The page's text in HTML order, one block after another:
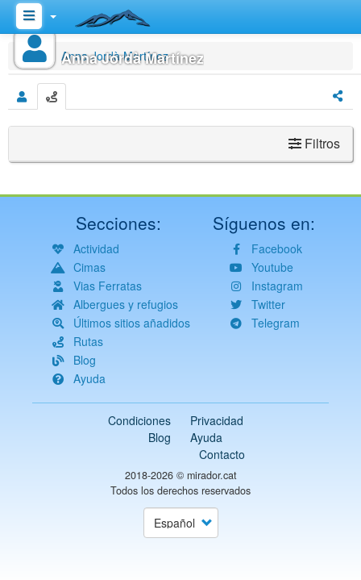
Inicio Anna Jordà Martínez
Anna Jordà Martínez
Filtros
Secciones:
Actividad
Cimas
Vias Ferratas
Albergues y refugios
Últimos sitios añadidos
Rutas
Blog
Ayuda
Síguenos en:
Facebook
Youtube
Instagram
Twitter
Telegram
Condiciones
Privacidad
Blog
Ayuda
Contacto
2018-2026 © mirador.cat
Todos los derechos reservados
Select
your